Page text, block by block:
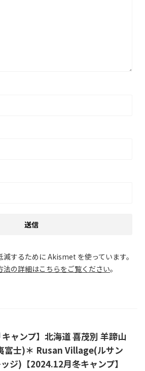
するために Akismet を使っています。
法の詳細はこちらをご覧ください。
キャンプ】北海道 喜茂別 羊蹄山
富士)＊ Rusan Village(ルサン
ジ)【2024.12月冬キャンプ】